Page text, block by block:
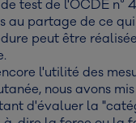
test de l'OCDE n°
au partage de ce
peut être
l'utilité des
nous avons
d'évaluer la